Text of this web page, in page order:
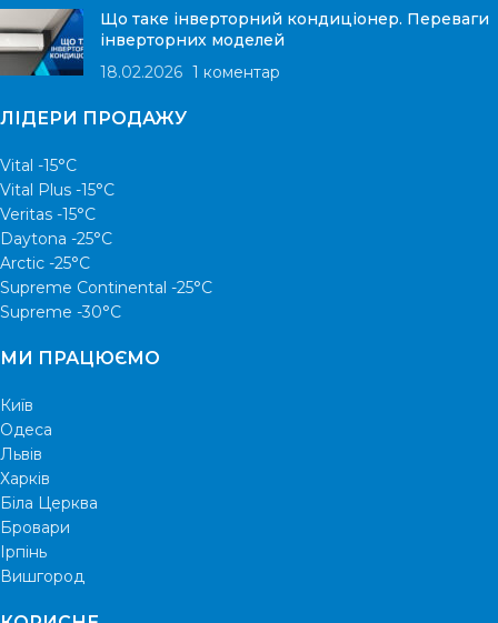
Що таке інверторний кондиціонер. Переваги
інверторних моделей
18.02.2026 1 коментар
ЛІДЕРИ ПРОДАЖУ
Vital -15°С
Vital Plus -15°C
Veritas -15°С
Daytona -25°С
Arctic -25°С
Supreme Continental -25°С
Supreme -30°С
МИ ПРАЦЮЄМО
Київ
Одеса
Львів
Харків
Біла Церква
Бровари
Ірпінь
Вишгород